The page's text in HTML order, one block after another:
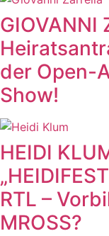
GIOVANNI
der Open-
Show!
HEIDI
RTL –
MROSS?